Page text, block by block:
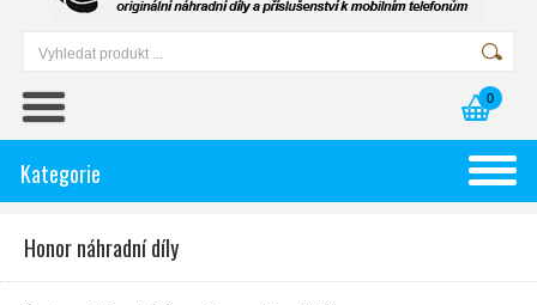
0
Kategorie
Honor náhradní díly